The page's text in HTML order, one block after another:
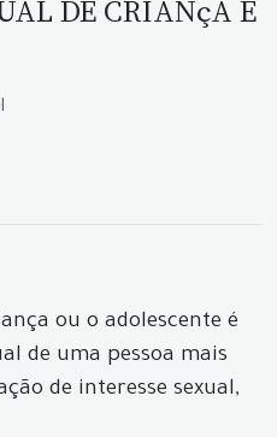
DE CRIANçA E
ou o adolescente é
de uma pessoa mais
de interesse sexual,